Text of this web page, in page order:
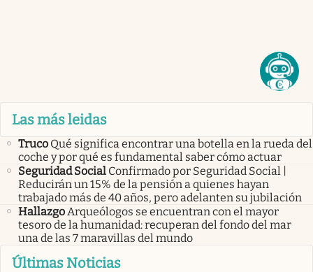
Las más leidas
Truco Qué significa encontrar una botella en la rueda del
coche y por qué es fundamental saber cómo actuar
Seguridad Social Confirmado por Seguridad Social |
Reducirán un 15% de la pensión a quienes hayan
trabajado más de 40 años, pero adelanten su jubilación
HallazgoArqueólogos se encuentran con el mayor
tesoro de la humanidad: recuperan del fondo del mar
una de las 7 maravillas del mundo
Últimas Noticias